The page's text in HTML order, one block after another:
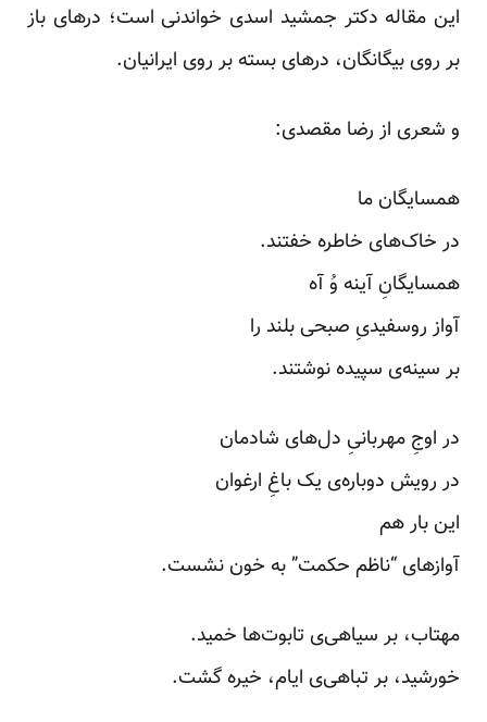
این مقاله دکتر جمشید اسدی خواندنی است؛ درهای باز
بر روی بیگانگان، درهای بسته بر روی ایرانیان.
و شعری از رضا مقصدی:
همسایگان ما
در خاک‌های خاطره خفتند.
همسایگانِ آینه وُ آه
آواز روسفیدیِ صبحی بلند را
بر سینه‌ی سپیده نوشتند.
در اوجِ مهربانیِ دل‌های شادمان
در رویش دوباره‌ی یک باغِ ارغوان
این بار هم
آوازهای “ناظم حکمت” به خون نشست.
مهتاب، بر سیاهی‌ی تابوت‌ها خمید.
خورشید، بر تباهی‌ی ایام، خیره گشت.